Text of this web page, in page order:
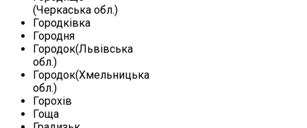
(Черкаська обл.)
Городківка
Городня
Городок(Львівська
обл.)
Городок(Хмельницька
обл.)
Горохів
Гоща